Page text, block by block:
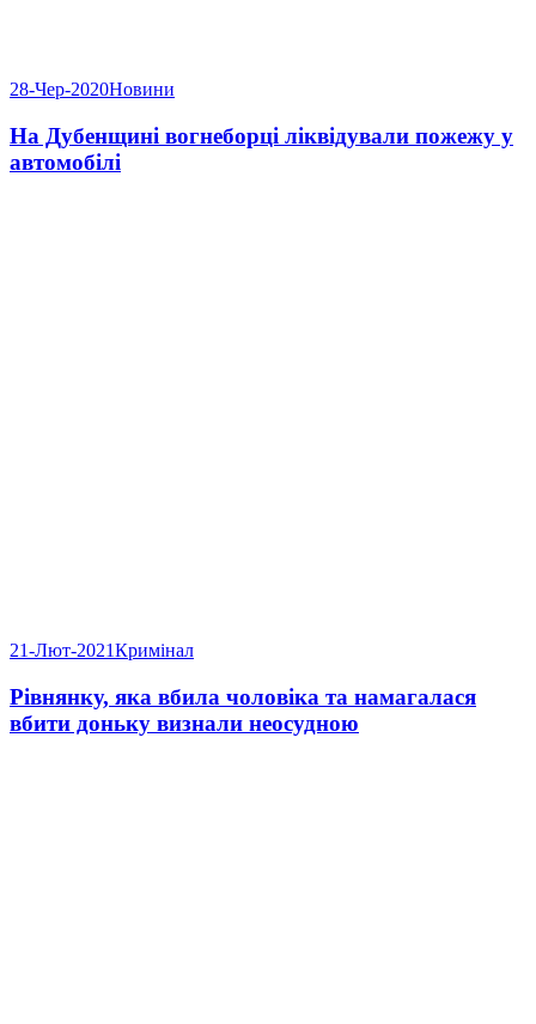
28-Чер-2020Новини
На Дубенщині вогнеборці ліквідували пожежу у
автомобілі
21-Лют-2021Кримінал
Рівнянку, яка вбила чоловіка та намагалася
вбити доньку визнали неосудною